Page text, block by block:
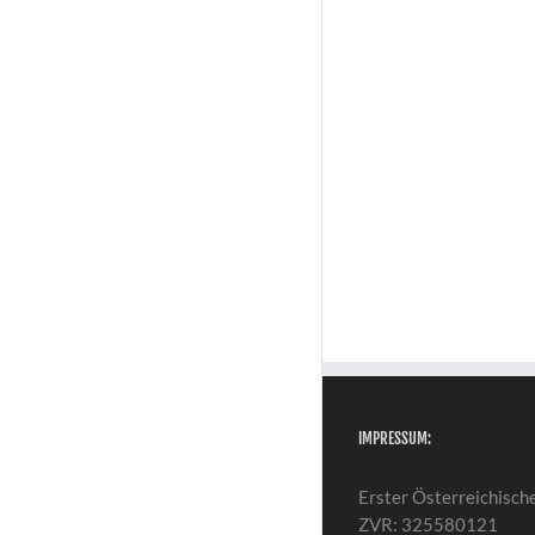
IMPRESSUM:
Erster
ZVR: 325580121